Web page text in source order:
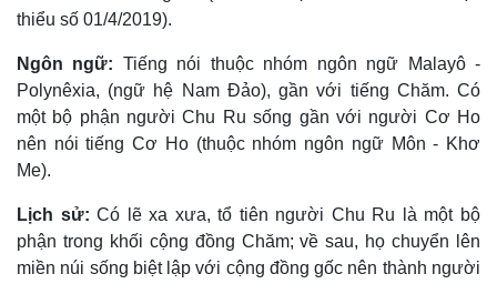
thiểu số 01/4/2019).
Ngôn ngữ: Tiếng nói thuộc nhóm ngôn ngữ Malayô -
Polynêxia, (ngữ hệ Nam Ðảo), gần với tiếng Chăm. Có
một bộ phận người Chu Ru sống gần với người Cơ Ho
nên nói tiếng Cơ Ho (thuộc nhóm ngôn ngữ Môn - Khơ
Me).
Lịch sử: Có lẽ xa xưa, tổ tiên người Chu Ru là một bộ
phận trong khối cộng đồng Chăm; về sau, họ chuyển lên
miền núi sống biệt lập với cộng đồng gốc nên thành người